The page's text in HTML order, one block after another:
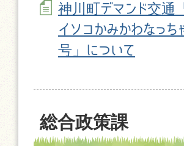
神川町デマンド交通
イソコかみかわなっち
号」について
総合政策課